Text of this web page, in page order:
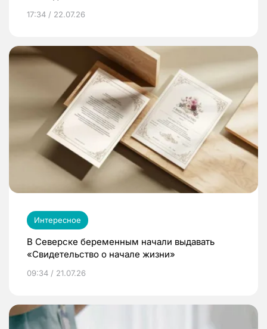
17:34 / 22.07.26
Интересное
В Северске беременным начали выдавать
«Свидетельство о начале жизни»
09:34 / 21.07.26